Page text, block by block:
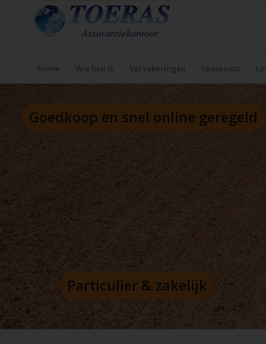
Home Wie ben ik Verzekeringen Leaseauto
Particulier & zakelijk
Goedkoop en snel online geregeld